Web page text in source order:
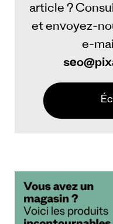
article ?
et envoyez-
e-